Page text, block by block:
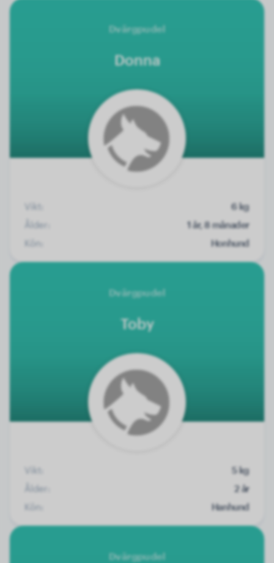
Dvärgpudel
Donna
Vikt:
6 kg
Ålder:
1 år, 8 månader
Kön:
Honhund
Dvärgpudel
Toby
Vikt:
5 kg
Ålder:
2 år
Kön:
Hanhund
Dvärgpudel